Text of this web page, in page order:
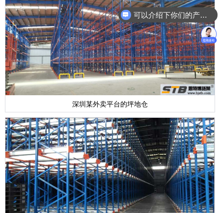
深圳某外卖平台的坪地仓
你们是怎么收费的呢？